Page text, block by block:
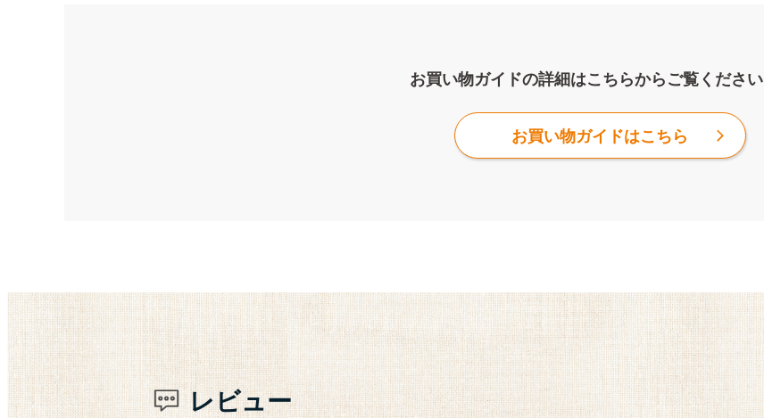
お買い物ガイドの詳細はこちらからご覧ください
お買い物ガイドはこちら
レビュー